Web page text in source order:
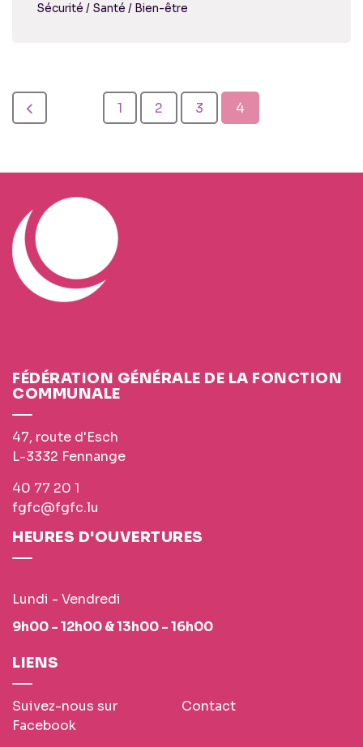
Sécurité / Santé / Bien-être
1 2 3 4
FÉDÉRATION GÉNÉRALE DE LA FONCTION
COMMUNALE
47, route d'Esch
L-3332 Fennange
40 77 20 1
fgfc@fgfc.lu
HEURES D'OUVERTURES
Lundi - Vendredi
9h00 - 12h00 & 13h00 - 16h00
LIENS
Suivez-nous sur
Facebook
Contact